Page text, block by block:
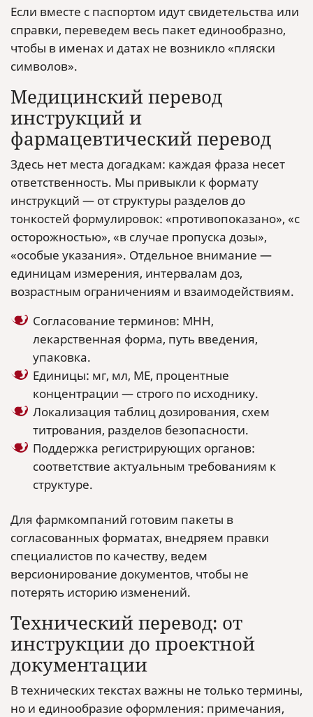
Если вместе с паспортом идут свидетельства или
справки, переведем весь пакет единообразно,
чтобы в именах и датах не возникло «пляски
символов».
Медицинский перевод
инструкций и
фармацевтический перевод
Здесь нет места догадкам: каждая фраза несет
ответственность. Мы привыкли к формату
инструкций — от структуры разделов до
тонкостей формулировок: «противопоказано», «с
осторожностью», «в случае пропуска дозы»,
«особые указания». Отдельное внимание —
единицам измерения, интервалам доз,
возрастным ограничениям и взаимодействиям.
Согласование терминов: МНН,
лекарственная форма, путь введения,
упаковка.
Единицы: мг, мл, МЕ, процентные
концентрации — строго по исходнику.
Локализация таблиц дозирования, схем
титрования, разделов безопасности.
Поддержка регистрирующих органов:
соответствие актуальным требованиям к
структуре.
Для фармкомпаний готовим пакеты в
согласованных форматах, внедряем правки
специалистов по качеству, ведем
версионирование документов, чтобы не
потерять историю изменений.
Технический перевод: от
инструкции до проектной
документации
В технических текстах важны не только термины,
но и единообразие оформления: примечания,